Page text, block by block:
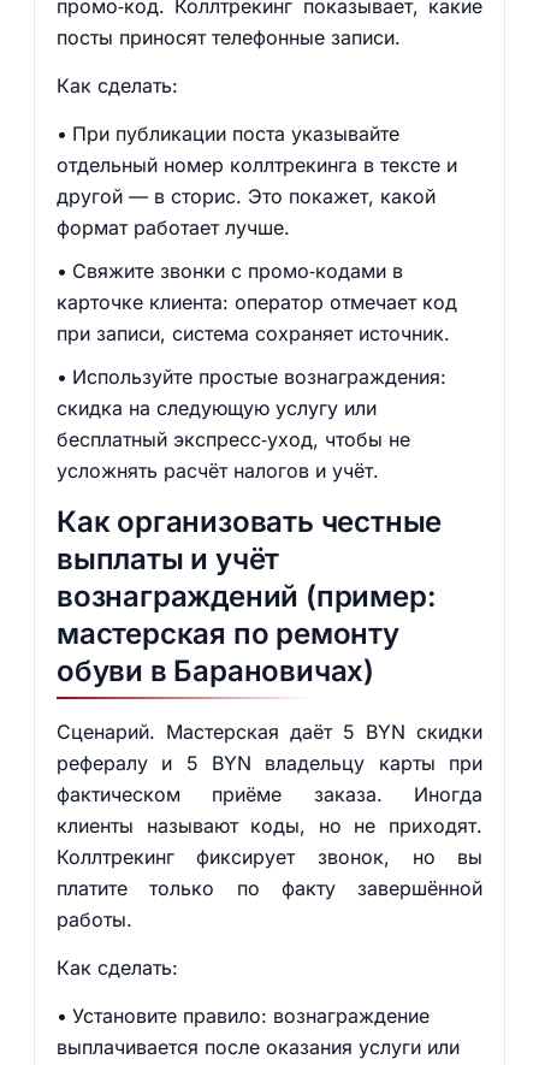
промо‑код. Коллтрекинг показывает, какие
посты приносят телефонные записи.
Как сделать:
При публикации поста указывайте
отдельный номер коллтрекинга в тексте и
другой — в сторис. Это покажет, какой
формат работает лучше.
Свяжите звонки с промо‑кодами в
карточке клиента: оператор отмечает код
при записи, система сохраняет источник.
Используйте простые вознаграждения:
скидка на следующую услугу или
бесплатный экспресс‑уход, чтобы не
усложнять расчёт налогов и учёт.
Как организовать честные
выплаты и учёт
вознаграждений (пример:
мастерская по ремонту
обуви в Барановичах)
Сценарий. Мастерская даёт 5 BYN скидки
рефералу и 5 BYN владельцу карты при
фактическом приёме заказа. Иногда
клиенты называют коды, но не приходят.
Коллтрекинг фиксирует звонок, но вы
платите только по факту завершённой
работы.
Как сделать:
Установите правило: вознаграждение
выплачивается после оказания услуги или